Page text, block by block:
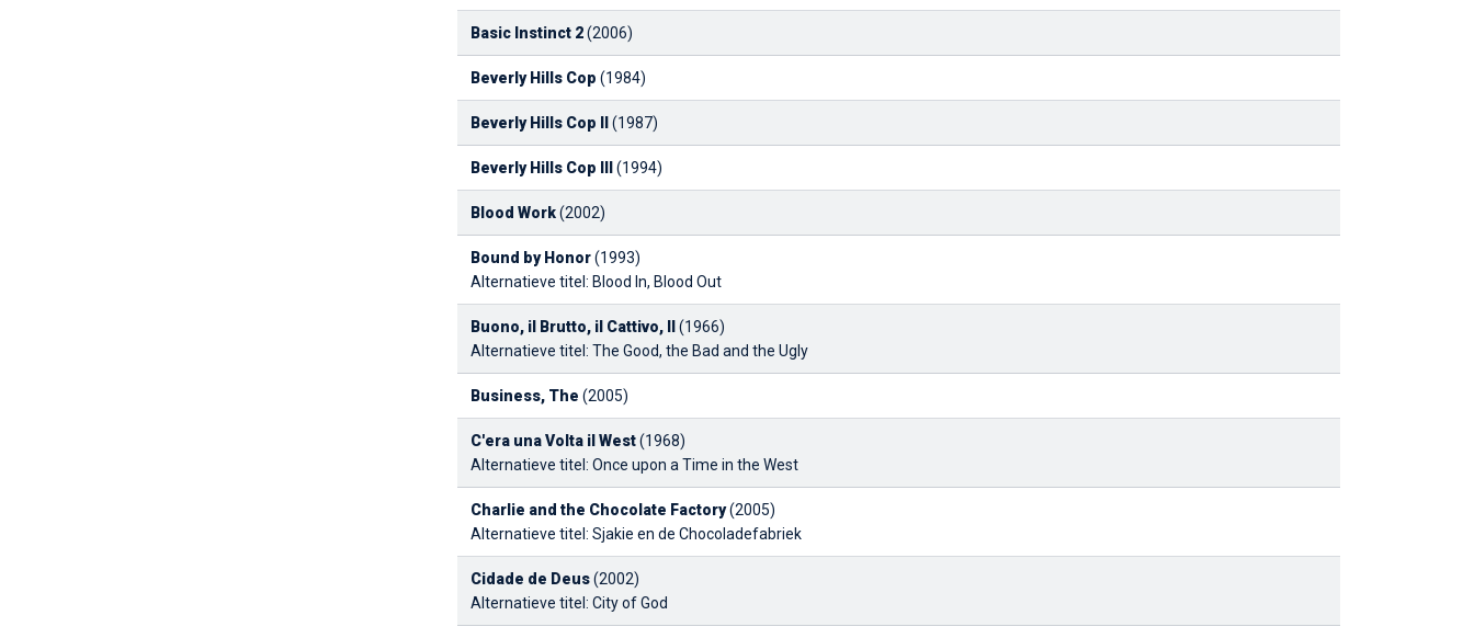
Basic Instinct 2(2006)
Beverly Hills Cop (1984)
Beverly Hills Cop II (1987)
Beverly Hills Cop III (1994)
Blood Work(2002)
Bound by Honor(1993)
Alternatieve titel: Blood In, Blood Out
Buono, il Brutto, il Cattivo, Il
(1966)
Alternatieve titel: The Good, the Bad and the Ugly
Business, The (2005)
C'era una Volta il West(1968)
Alternatieve titel: Once upon a Time in the West
Charlie and the Chocolate Factory(2005)
Alternatieve titel: Sjakie en de Chocoladefabriek
Cidade de Deus(2002)
Alternatieve titel: City of God